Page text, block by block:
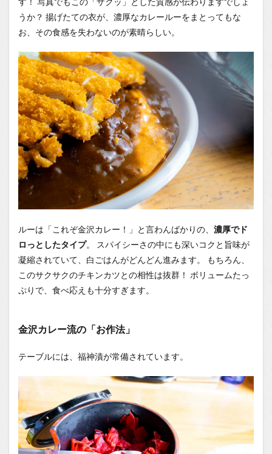
うか？ 揚げたての衣が、濃厚なカレールーをまとってもな
お、その食感を失わないのが素晴らしい。
ルーは「これぞ金沢カレー！」と言わんばかりの、 濃厚でド
ロっとしたタイプ。 スパイシーさの中にも深いコクと旨味が
凝縮されていて、白ごはんがどんどん進みます。 もちろん、
このサクサクのチキンカツとの相性は抜群！ ボリュームたっ
ぷりで、食べ応えも十分すぎます。
金沢カレー流の「お作法」
テーブルには、福神漬が常備されています。